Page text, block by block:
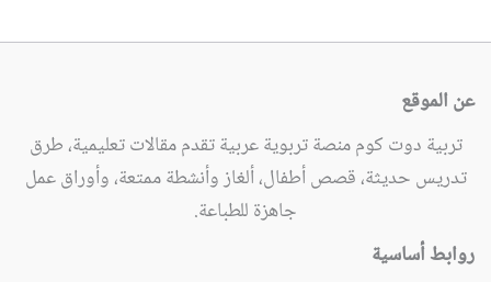
عن الموقع
تربية دوت كوم منصة تربوية عربية تقدم مقالات تعليمية، طرق
تدريس حديثة، قصص أطفال، ألغاز وأنشطة ممتعة، وأوراق عمل
جاهزة للطباعة.
روابط أساسية